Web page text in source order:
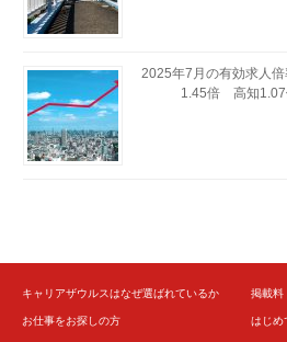
2025年7月の有効求人
1.45倍 高知1.07
キャリアザウルスはなぜ選ばれているか
お仕事をお探しの方
掲載料
はじめ